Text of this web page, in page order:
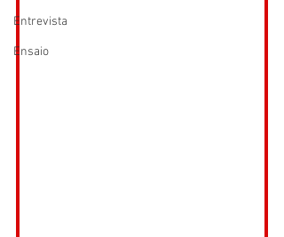
Entrevista
Ensaio